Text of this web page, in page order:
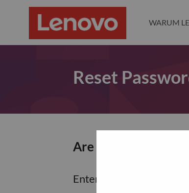
WARUM
Reset
Are you sure you
Enter the email address